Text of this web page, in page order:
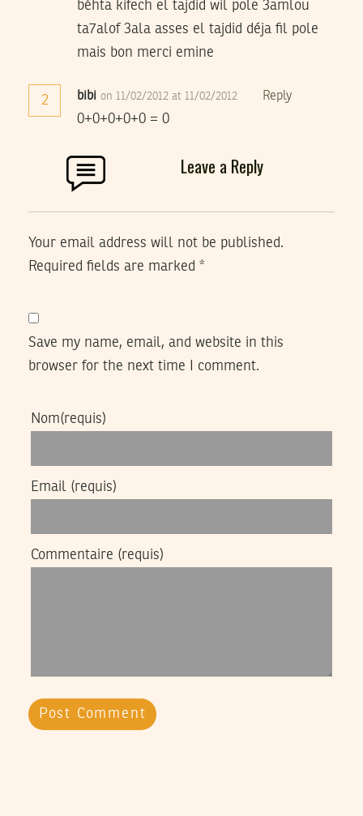
béhta kifech el tajdid wil pole 3amlou
ta7alof 3ala asses el tajdid déja fil pole
mais bon merci emine
2 bibi on 11/02/2012 at 11/02/2012 Reply
0+0+0+0+0 = 0
Leave a Reply
Your email address will not be published.
Required fields are marked *
Save my name, email, and website in this
browser for the next time I comment.
Nom(requis)
Email (requis)
Commentaire (requis)